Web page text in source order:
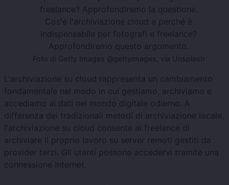
Cos'è l'archiviazione cloud e perché è
indispensabile per fotografi e freelance?
Approfondiremo questo argomento.
Foto di Getty Images @gettyimages, via Unsplash
L'archiviazione su cloud rappresenta un cambiamento
fondamentale nel modo in cui gestiamo, archiviamo e
accediamo ai dati nel mondo digitale odierno. A
differenza dei tradizionali metodi di archiviazione locale,
l'archiviazione su cloud consente ai freelance di
archiviare il proprio lavoro su server remoti gestiti da
provider terzi. Gli utenti possono accedervi tramite una
connessione Internet.